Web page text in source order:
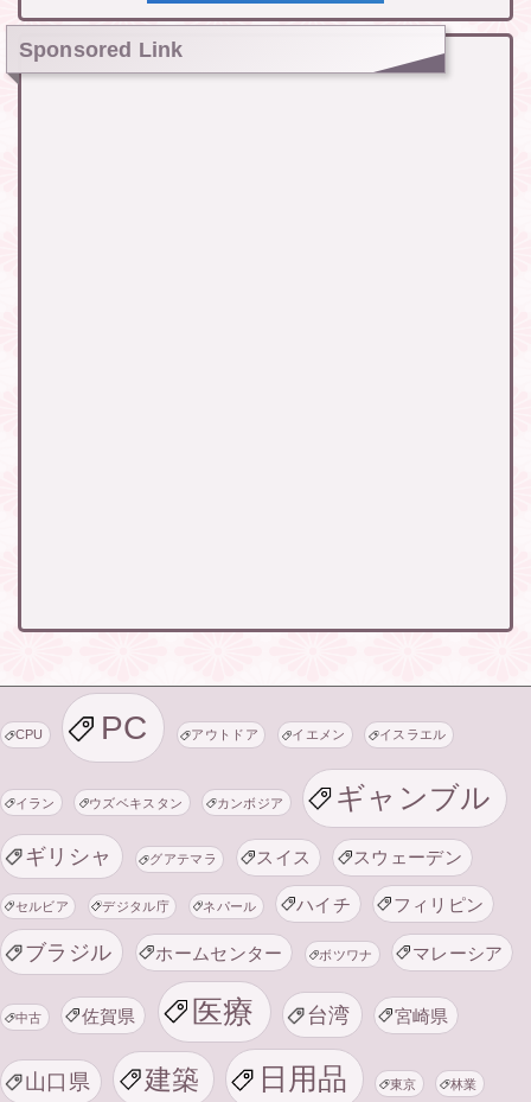
Sponsored Link
CPU PC アウトドア イエメン イスラエル
イラン ウズベキスタン カンボジア ギャンブル
ギリシャ グアテマラ スイス スウェーデン
セルビア デジタル庁 ネパール ハイチ フィリピン
ブラジル ホームセンター ボツワナ マレーシア
中古 佐賀県 医療 台湾 宮崎県
山口県 建築 日用品 東京 林業